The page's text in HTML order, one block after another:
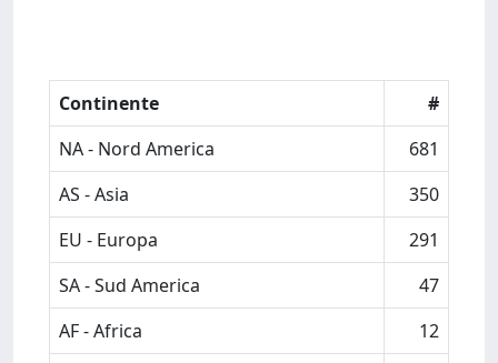
Continente
#
NA - Nord America
681
AS - Asia
350
EU - Europa
291
SA - Sud America
47
AF - Africa
12